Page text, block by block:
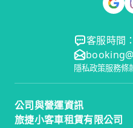
客服時間
隱私政策服務條
公司與營運資訊
旅捷小客車租賃有限公司